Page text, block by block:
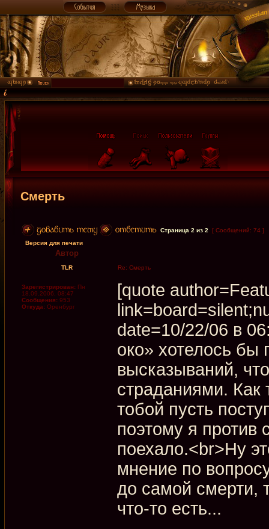
Смерть
Страница 2 из 2
[ Сообщений: 74 ]
Версия для печати
Автор
TLR Re: Смерть
Зарегистрирован: Пн
18.09.2006, 08:47
Сообщения: 953
Откуда: Оренбург
[quote
date=10/22/06 в
око» хотелось бы
высказываний,
страданиями. Как
тобой пусть
поэтому я против
поехало.<br>Ну
мнение по
до самой смерти,
что-то есть...